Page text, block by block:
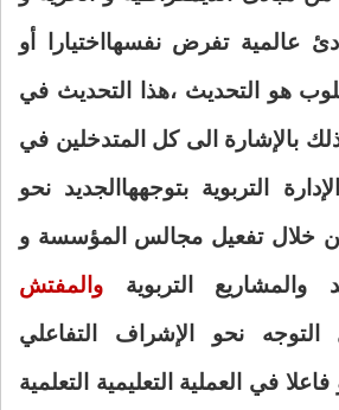
عالمية تفرض نفسها اختيارا أو
هو التحديث ،هذا التحديث في
بالإشارة الى كل المتدخلين في
التربوية بتوجهها الجديد نحو
خلال تفعيل مجالس المؤسسة و
و المشاريع التربوية والمفتش
نحو الإشراف التفاعلي
في العملية التعليمية التعلمية